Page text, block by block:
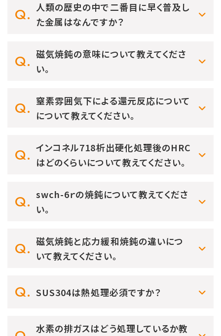
人類の歴史の中で二番目に早く普及し
た金属はなんですか？
磁気焼鈍の意味について教えてくださ
い。
窒素雰囲気下による還元反応について
について教えてください。
インコネル718析出硬化処理後のHRC
はどのくらいについて教えてください。
swch-6ｒの焼鈍について教えてくださ
い。
磁気焼鈍と応力緩和焼鈍の違いにつ
いて教えてください。
SUS304は熱処理必須ですか？
水素の排ガスはどう処理しているか教